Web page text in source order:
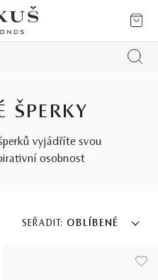
ŠPERKY
vyjádříte svou
osobnost
SEŘADIT: OBLÍBENÉ